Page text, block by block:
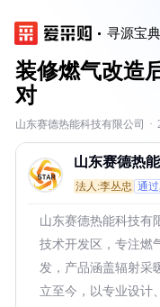
寻源宝典
装修燃气改造
对
山东赛德热能科技有限公司 ·
山东赛德热
法人:李丛忠 通
山东赛德热能科技有
技术开发区，专注燃
发，产品涵盖辐射采
立至今，以专业设计